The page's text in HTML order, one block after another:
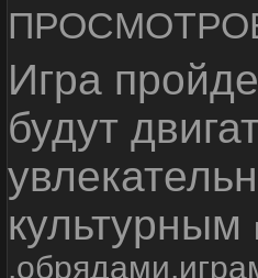
Игра
будут
культурным